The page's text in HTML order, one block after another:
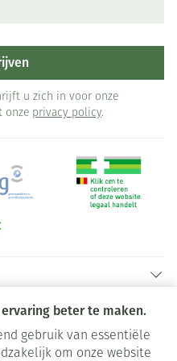
beter te maken.
gebruik van essentiële
om onze website
reactie)
u zich in voor onze
onze privacy policy.